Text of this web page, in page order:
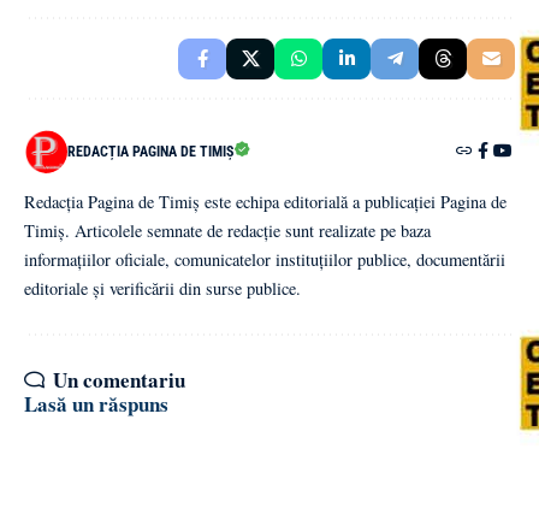
REDACȚIA PAGINA DE TIMIȘ
Redacția Pagina de Timiș este echipa editorială a publicației Pagina de
Timiș. Articolele semnate de redacție sunt realizate pe baza
informațiilor oficiale, comunicatelor instituțiilor publice, documentării
editoriale și verificării din surse publice.
Un comentariu
Lasă un răspuns